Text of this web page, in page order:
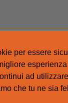
per essere
esperienza
ad
che tu ne sia